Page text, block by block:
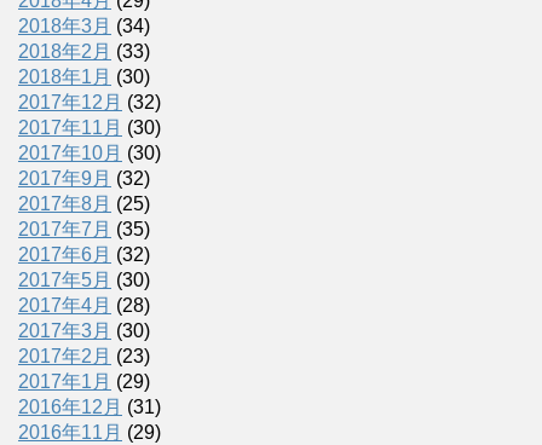
2018年3月 (34)
2018年2月 (33)
2018年1月 (30)
2017年12月 (32)
2017年11月 (30)
2017年10月 (30)
2017年9月 (32)
2017年8月 (25)
2017年7月 (35)
2017年6月 (32)
2017年5月 (30)
2017年4月 (28)
2017年3月 (30)
2017年2月 (23)
2017年1月 (29)
2016年12月 (31)
2016年11月 (29)